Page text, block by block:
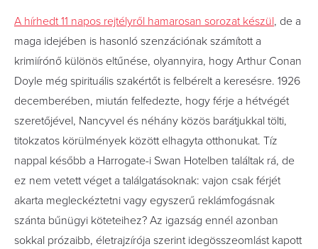
A hírhedt 11 napos rejtélyről hamarosan sorozat készül, de a
maga idejében is hasonló szenzációnak számított a
krimiírónő különös eltűnése, olyannyira, hogy Arthur Conan
Doyle még spirituális szakértőt is felbérelt a keresésre. 1926
decemberében, miután felfedezte, hogy férje a hétvégét
szeretőjével, Nancyvel és néhány közös barátjukkal tölti,
titokzatos körülmények között elhagyta otthonukat. Tíz
nappal később a Harrogate-i Swan Hotelben találtak rá, de
ez nem vetett véget a találgatásoknak: vajon csak férjét
akarta megleckéztetni vagy egyszerű reklámfogásnak
szánta bűnügyi köteteihez? Az igazság ennél azonban
sokkal prózaibb, életrajzírója szerint idegösszeomlást kapott